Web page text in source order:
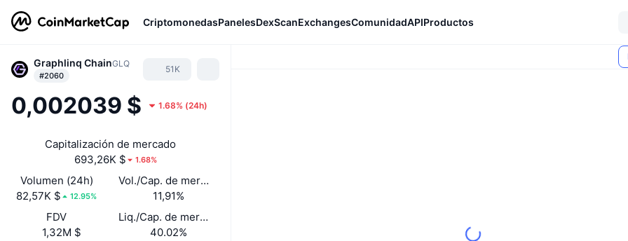
CriptomonedasPanelesDexScanExchangesComunidadAPIProductos
Graphlinq ChainGLQ
#2060
51K
0,002039 $ 1.68% (24h)
Capitalización de mercado
693,26K $
1.68%
Volumen (24h)
82,57K $
12.95%
Vol./Cap. de mercado (24 h)
11,91%
FDV
1,32M $
Liq./Cap. de mercado
40.02%